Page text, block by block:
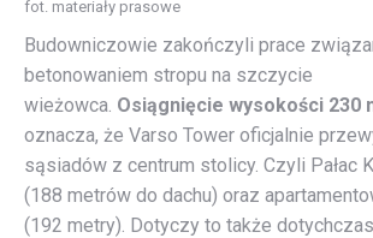
fot. materiały prasowe
Budowniczowie zakończyli prace
betonowaniem stropu na szczycie
wieżowca. Osiągnięcie wysokości 230
oznacza, że Varso Tower oficjalnie
sąsiadów z centrum stolicy. Czyli Pałac
(188 metrów do dachu) oraz
(192 metry). Dotyczy to także